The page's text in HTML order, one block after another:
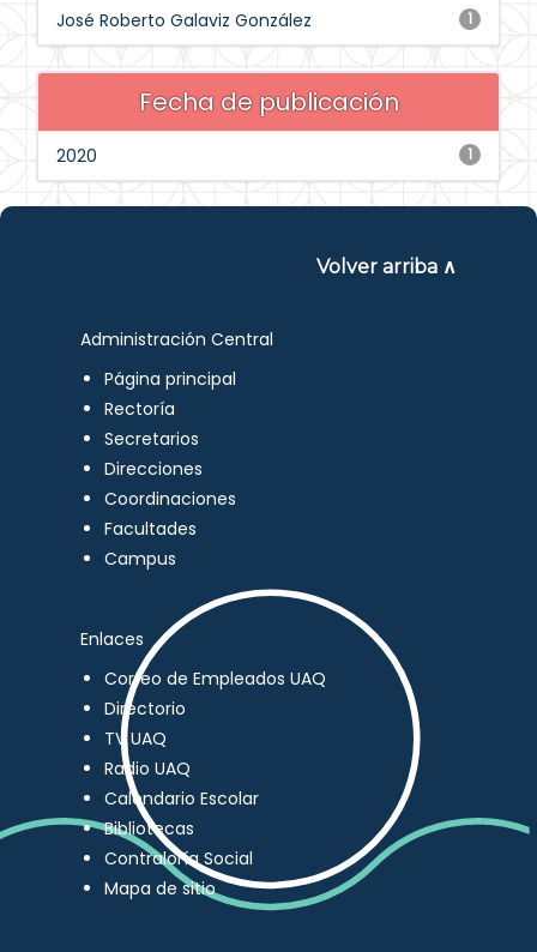
1
José Roberto Galaviz González
Fecha de publicación
1
2020
Volver arriba ∧
Administración Central
Página principal
Rectoría
Secretarios
Direcciones
Coordinaciones
Facultades
Campus
Enlaces
Correo de Empleados UAQ
Directorio
TV UAQ
Radio UAQ
Calendario Escolar
Bibliotecas
Contraloría Social
Mapa de sitio